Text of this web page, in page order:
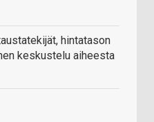
hintatason
keskustelu aiheesta